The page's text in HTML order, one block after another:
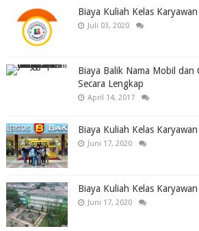
Biaya Kuliah Kelas
Juli 03, 2020
Biaya Balik Nama Mobil dan
Secara Lengkap
April 14, 2017
Biaya Kuliah Kelas
Juni 17, 2020
Biaya Kuliah Kelas
Juni 17, 2020